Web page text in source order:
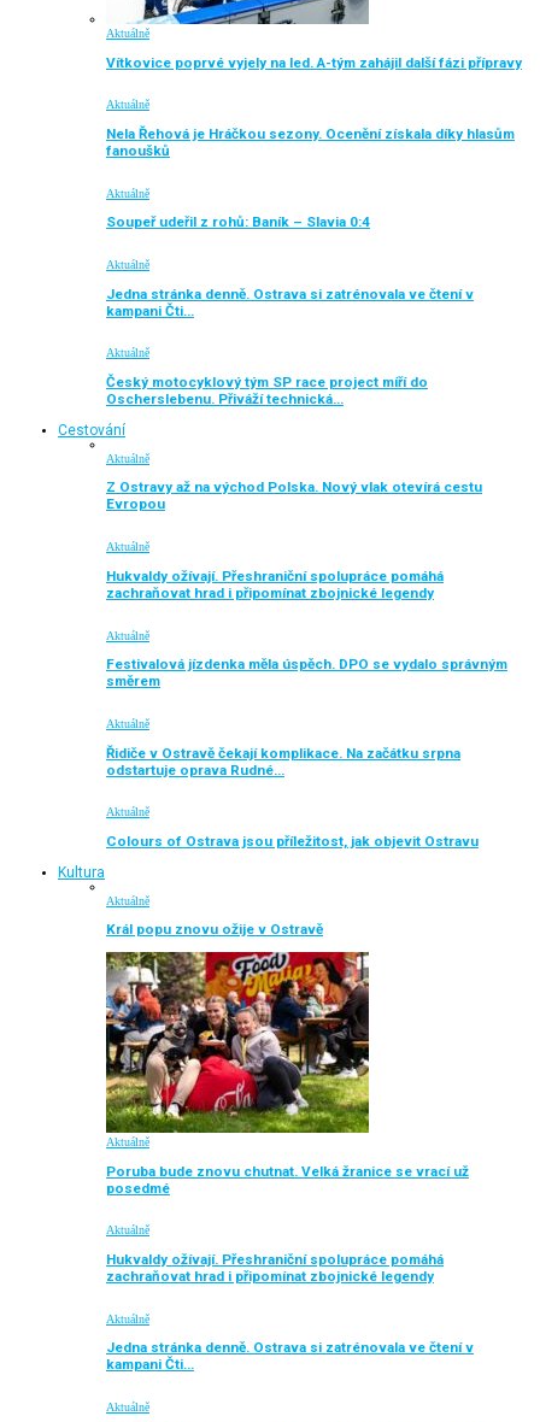
Aktuálně
Vítkovice poprvé vyjely na led. A-tým zahájil další fázi přípravy
Aktuálně
Nela Řehová je Hráčkou sezony. Ocenění získala díky hlasům
fanoušků
Aktuálně
Soupeř udeřil z rohů: Baník – Slavia 0:4
Aktuálně
Jedna stránka denně. Ostrava si zatrénovala ve čtení v
kampani Čti…
Aktuálně
Český motocyklový tým SP race project míří do
Oscherslebenu. Přiváží technická…
Cestování
Aktuálně
Z Ostravy až na východ Polska. Nový vlak otevírá cestu
Evropou
Aktuálně
Hukvaldy ožívají. Přeshraniční spolupráce pomáhá
zachraňovat hrad i připomínat zbojnické legendy
Aktuálně
Festivalová jízdenka měla úspěch. DPO se vydalo správným
směrem
Aktuálně
Řidiče v Ostravě čekají komplikace. Na začátku srpna
odstartuje oprava Rudné…
Aktuálně
Colours of Ostrava jsou příležitost, jak objevit Ostravu
Kultura
Aktuálně
Král popu znovu ožije v Ostravě
Aktuálně
Poruba bude znovu chutnat. Velká žranice se vrací už
posedmé
Aktuálně
Hukvaldy ožívají. Přeshraniční spolupráce pomáhá
zachraňovat hrad i připomínat zbojnické legendy
Aktuálně
Jedna stránka denně. Ostrava si zatrénovala ve čtení v
kampani Čti…
Aktuálně